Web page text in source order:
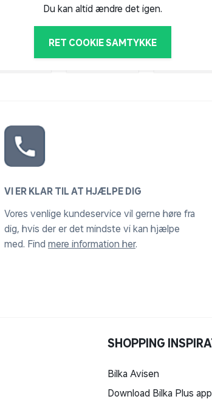
Du kan altid ændre det igen.
RET COOKIE SAMTYKKE
VI ER KLAR TIL AT HJÆLPE DIG
Vores venlige kundeservice vil gerne høre fra
dig, hvis der er det mindste vi kan hjælpe
med. Find mere information her.
SHOPPING
Bilka Avisen
Download Bilka Plus app